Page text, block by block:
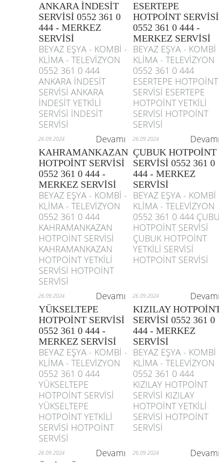
ANKARA İNDESİT
SERVİSİ 0552 361 0
444 - MERKEZ
SERVİSİ
ESERTEPE
HOTPOİNT SERVİSİ
0552 361 0 444 -
MERKEZ SERVİSİ
BEYAZ EŞYA - KOMBİ -
KLİMA - TELEVİZYON
0552 361 0 444
ANKARA İNDESİT
SERVİSİ ANKARA
İNDESİT YETKİLİ
SERVİSİ İNDESİT
SERVİSİ
BEYAZ EŞYA - KOMBİ
KLİMA - TELEVİZYON
0552 361 0 444
ESERTEPE HOTPOİNT
SERVİSİ ESERTEPE
HOTPOİNT YETKİLİ
SERVİSİ HOTPOİNT
SERVİSİ
26.09.2024 Devamı 26.09.2024
KAHRAMANKAZAN
HOTPOİNT SERVİSİ
0552 361 0 444 -
MERKEZ SERVİSİ
ÇUBUK HOTPOİNT
SERVİSİ 0552 361 0
444 - MERKEZ
SERVİSİ
BEYAZ EŞYA - KOMBİ -
KLİMA - TELEVİZYON
0552 361 0 444
KAHRAMANKAZAN
HOTPOİNT SERVİSİ
KAHRAMANKAZAN
HOTPOİNT YETKİLİ
SERVİSİ HOTPOİNT
SERVİSİ
BEYAZ EŞYA - KOMBİ
KLİMA - TELEVİZYON
0552 361 0 444
HOTPOİNT SERVİSİ
ÇUBUK HOTPOİNT
YETKİLİ SERVİSİ
HOTPOİNT SERVİSİ
26.09.2024 Devamı 26.09.2024
YÜKSELTEPE
HOTPOİNT SERVİSİ
0552 361 0 444 -
MERKEZ SERVİSİ
KIZILAY
SERVİSİ 0552 361 0
444 - MERKEZ
SERVİSİ
BEYAZ EŞYA - KOMBİ -
KLİMA - TELEVİZYON
0552 361 0 444
YÜKSELTEPE
HOTPOİNT SERVİSİ
YÜKSELTEPE
HOTPOİNT YETKİLİ
SERVİSİ HOTPOİNT
SERVİSİ
BEYAZ EŞYA - KOMBİ
KLİMA - TELEVİZYON
0552 361 0 444
KIZILAY HOTPOİNT
SERVİSİ KIZILAY
HOTPOİNT YETKİLİ
SERVİSİ HOTPOİNT
SERVİSİ
26.09.2024 Devamı 26.09.2024